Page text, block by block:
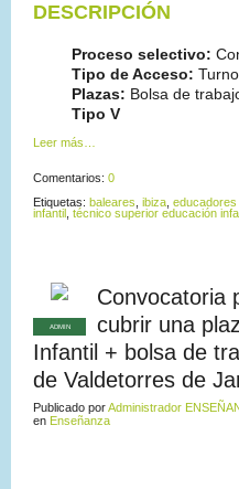
DESCRIPCIÓN
Proceso selectivo:
Tipo de Acceso:
Plazas: Bolsa de
Tipo V
Leer más…
Comentarios: 0
Etiquetas: baleares ibiza educadores
infantil
técnico superior educación
ADMIN
Convocatoria
cubrir una
Infantil + bolsa de
de Valdetorres de
Publicado porAdministrador
en Enseñanza